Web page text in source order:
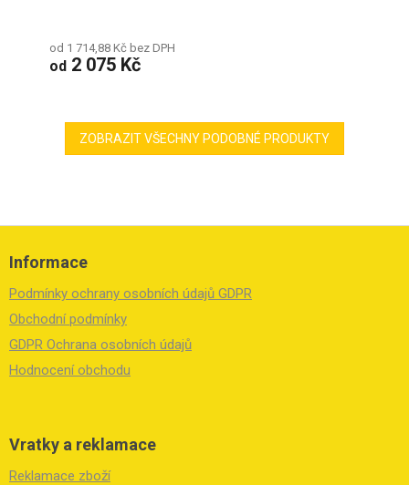
od 1 714,88 Kč bez DPH
od 2 075 Kč
ZOBRAZIT VŠECHNY PODOBNÉ PRODUKTY
Z
Informace
Podmínky ochrany osobních údajů GDPR
Obchodní podmínky
GDPR Ochrana osobních údajů
Hodnocení obchodu
Vratky a reklamace
Reklamace zboží